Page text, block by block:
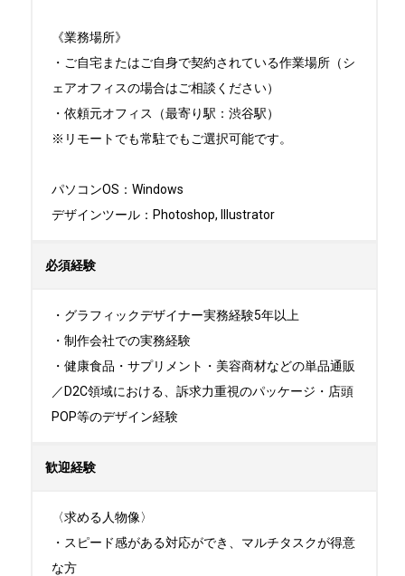
《業務場所》
・ご自宅またはご自身で契約されている作業場所（シ
ェアオフィスの場合はご相談ください）
・依頼元オフィス（最寄り駅：渋谷駅）
※リモートでも常駐でもご選択可能です。
パソコンOS：Windows
デザインツール：Photoshop, Illustrator
必須経験
・グラフィックデザイナー実務経験5年以上
・制作会社での実務経験
・健康食品・サプリメント・美容商材などの単品通販
／D2C領域における、訴求力重視のパッケージ・店頭
POP等のデザイン経験
歓迎経験
〈求める人物像〉
・スピード感がある対応ができ、マルチタスクが得意
な方